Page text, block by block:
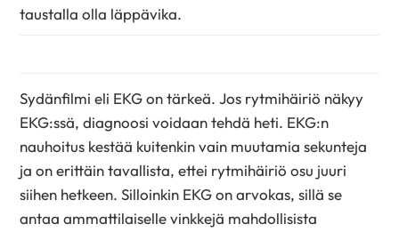
taustalla olla läppävika.
Sydänfilmi eli EKG on tärkeä. Jos rytmihäiriö näkyy
EKG:ssä, diagnoosi voidaan tehdä heti. EKG:n
nauhoitus kestää kuitenkin vain muutamia sekunteja
ja on erittäin tavallista, ettei rytmihäiriö osu juuri
siihen hetkeen. Silloinkin EKG on arvokas, sillä se
antaa ammattilaiselle vinkkejä mahdollisista